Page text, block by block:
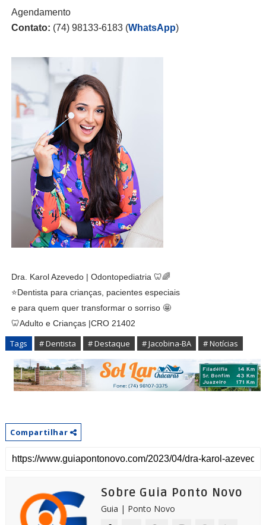
Agendamento
Contato: (74) 98133-6183 (WhatsApp)
Dra. Karol Azevedo | Odontopediatria 🦷🌈
⭐Dentista para crianças, pacientes especiais
e para quem quer transformar o sorriso 🤩
🦷Adulto e Crianças |CRO 21402
Tags # Dentista # Destaque # Jacobina-BA # Notícias
Compartilhar
Sobre Guia Ponto Novo
Guia | Ponto Novo